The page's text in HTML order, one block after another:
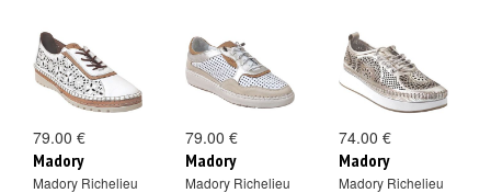
79.00 €
Madory
Madory Richelieu
79.00 €
Madory
Madory Richelieu
74.00 €
Madory
Madory Richelieu